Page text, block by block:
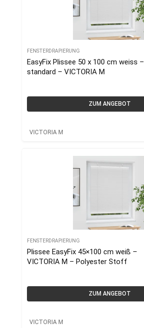
FENSTERDRAPIERUNG
EasyFix Plissee 50 x 100 cm weiss –
standard – VICTORIA M
ZUM ANGEBOT
VICTORIA M
FENSTERDRAPIERUNG
Plissee EasyFix 45×100 cm weiß –
VICTORIA M – Polyester Stoff
ZUM ANGEBOT
VICTORIA M